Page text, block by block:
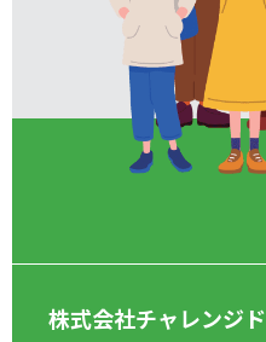
株式会社チャレンジ